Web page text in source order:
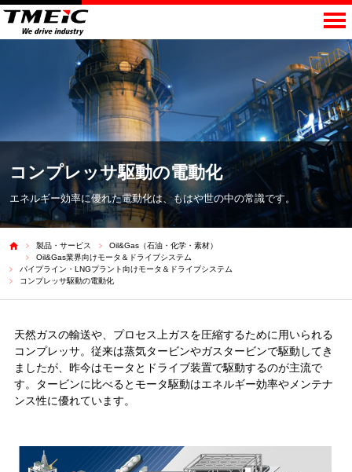
コンプレッサ駆動の電動化
エネルギー効率に優れた電動化は、もはや世の中の常識です。
製品・サービス
Oil&Gas（石油・化学・素材）
Oil&Gas業界向けモータ＆ドライブシステム
パイプライン・LNGプラント向けモータ＆ドライブシステム
コンプレッサ駆動の電動化
天然ガスの輸送や、プロセス上ガスを圧縮するために用いられる
コンプレッサ。従来は蒸気タービンやガスタービンで駆動してき
ましたが、昨今はモータとドライブ装置で駆動するのが主流で
す。タービンに比べるとモータ駆動はエネルギー効率やメンテナ
ンス性に優れています。